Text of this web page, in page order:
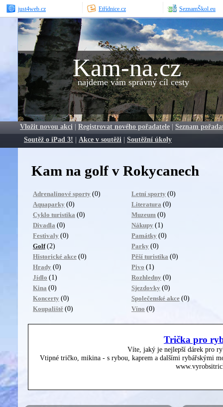
just4web.cz Etřídnice.cz SeznamŠkol.eu
Kam-na.cz
najdeme vám správný cíl cesty
Vložit novou akci | Registrovat nového pořadatele | Seznam
Soutěž o iPad 3! | Akce v soutěži | Soutěžní úkoly
Kam na golf v Rokycanech
Adrenalinové sporty (0)
Aquaparky (0)
Cyklo turistika (0)
Divadla (0)
Festivaly (0)
Golf (2)
Historické akce (0)
Hrady (0)
Jídlo (1)
Kina (0)
Koncerty (0)
Koupaliště (0)
Letní sporty (0)
Literatura (0)
Muzeum (0)
Nákupy (1)
Památky (0)
Parky (0)
Pěší turistika (0)
Pivo (1)
Rozhledny (0)
Sjezdovky (0)
Společenské akce (0)
Víno (0)
Trička pro
Víte, jaký je nejlepší dárek pro
Vtipné tričko, mikina - s rybou, kaprem a dalšími rybářskými